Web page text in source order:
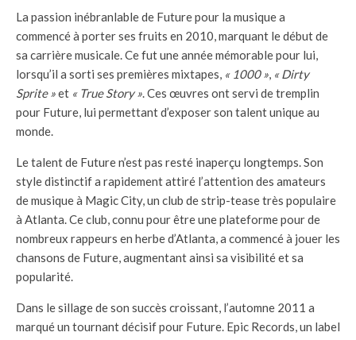
La passion inébranlable de Future pour la musique a
commencé à porter ses fruits en 2010, marquant le début de
sa carrière musicale. Ce fut une année mémorable pour lui,
lorsqu’il a sorti ses premières mixtapes, « 1000 », « Dirty
Sprite »et « True Story ». Ces œuvres ont servi de tremplin
pour Future, lui permettant d’exposer son talent unique au
monde.
Le talent de Future n’est pas resté inaperçu longtemps. Son
style distinctif a rapidement attiré l’attention des amateurs
de musique à Magic City, un club de strip-tease très populaire
à Atlanta. Ce club, connu pour être une plateforme pour de
nombreux rappeurs en herbe d’Atlanta, a commencé à jouer les
chansons de Future, augmentant ainsi sa visibilité et sa
popularité.
Dans le sillage de son succès croissant, l’automne 2011 a
marqué un tournant décisif pour Future. Epic Records, un label